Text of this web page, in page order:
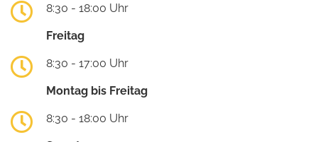
8:30 - 18:00 Uhr
Freitag
8:30 - 17:00 Uhr
Montag bis Freitag
8:30 - 18:00 Uhr